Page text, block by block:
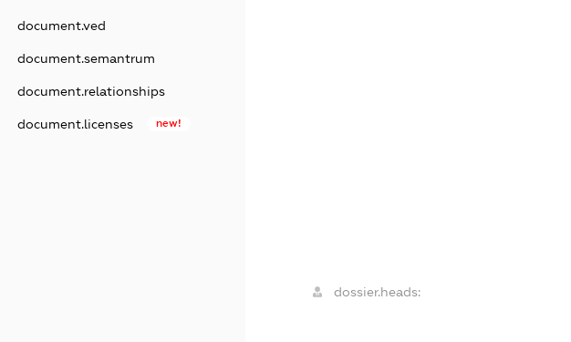
document.ved
document.semantrum
document.relationships
document.licenses new!
dossier.heads: